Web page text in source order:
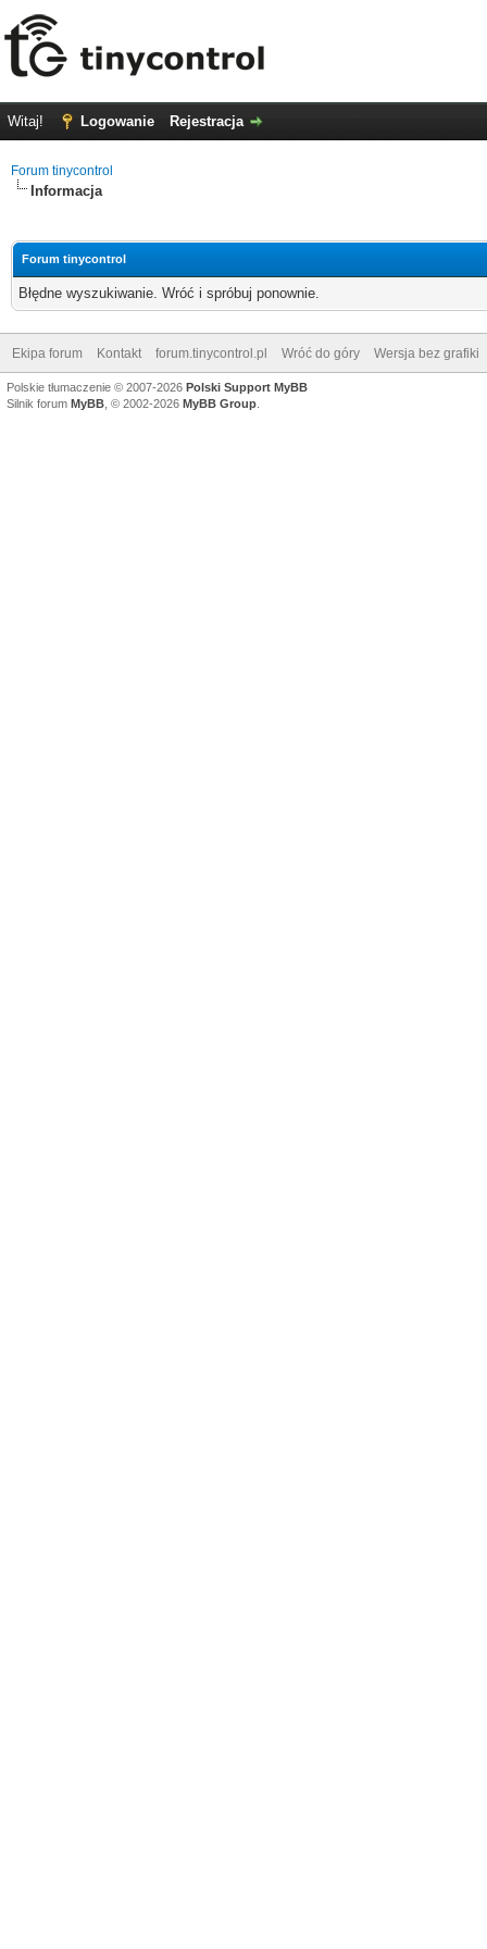
Witaj! Logowanie Rejestracja
Forum tinycontrol
Informacja
Forum tinycontrol
Błędne wyszukiwanie. Wróć i spróbuj ponownie.
Ekipa forum Kontakt forum.tinycontrol.pl Wróć do góry Wersja bez grafiki
Polskie tłumaczenie © 2007-2026 Polski Support MyBB
Silnik forum MyBB , © 2002-2026 MyBB Group